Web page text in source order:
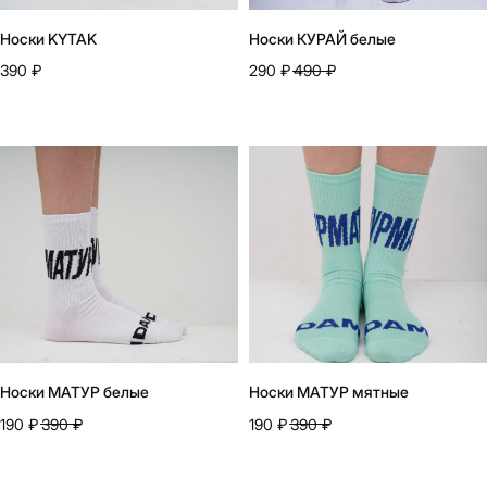
Носки KYTAK
390 ₽
Носки КУРАЙ белые
290 ₽490 ₽
Носки МАТУР белые
190 ₽390 ₽
Носки МАТУР мятные
190 ₽390 ₽